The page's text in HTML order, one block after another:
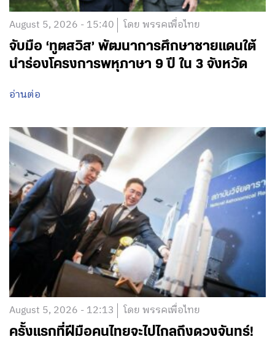
August 5, 2026 - 15:40 โดย พรรคเพื่อไทย
จับมือ ‘ทูตสวิส’ พัฒนาการศึกษาชายแดนใต้
นำร่องโครงการพหุภาษา 9 ปี ใน 3 จังหวัด
อ่านต่อ
August 5, 2026 - 12:13 โดย พรรคเพื่อไทย
ครั้งแรกที่ฝีมือคนไทยจะไปไกลถึงดวงจันทร์!